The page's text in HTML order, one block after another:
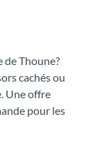
Thoune?
cachés ou
Une offre
pour les